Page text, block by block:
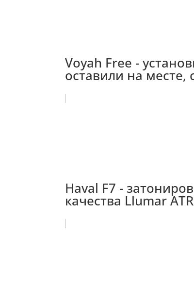
Voyah Free -
оставили на
Haval F7 -
качества Llumar ATR